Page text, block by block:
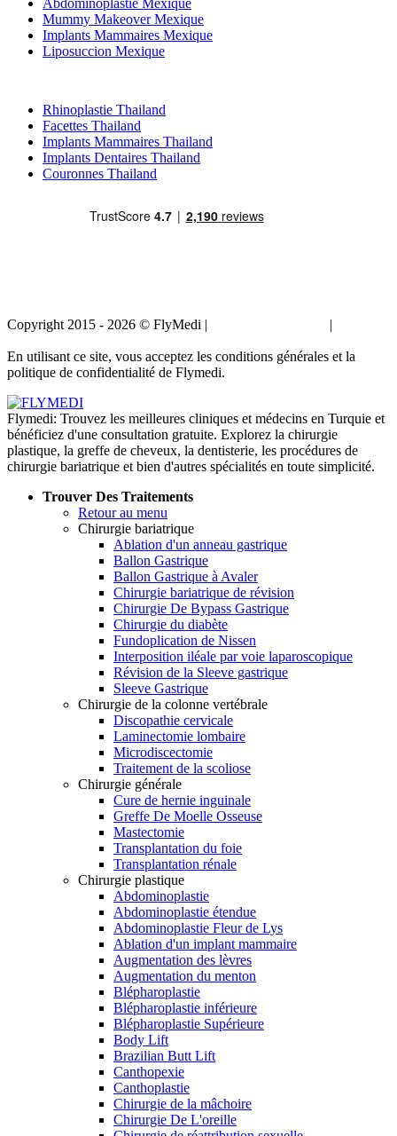
Mummy Makeover Mexique
Implants Mammaires Mexique
Liposuccion Mexique
Rhinoplastie Thailand
Facettes Thailand
Implants Mammaires Thailand
Implants Dentaires Thailand
Couronnes Thailand
Copyright 2015 - 2026 © FlyMedi | |
En utilisant ce site, vous acceptez les conditions générales et la
politique de confidentialité de Flymedi.
Flymedi: Trouvez les meilleures cliniques et médecins en Turquie et
bénéficiez d'une consultation gratuite. Explorez la chirurgie
plastique, la greffe de cheveux, la dentisterie, les procédures de
chirurgie bariatrique et bien d'autres spécialités en toute simplicité.
Trouver Des Traitements
Retour au menu
Chirurgie bariatrique
Ablation d'un anneau gastrique
Ballon Gastrique
Ballon Gastrique à Avaler
Chirurgie bariatrique de révision
Chirurgie De Bypass Gastrique
Chirurgie du diabète
Fundoplication de Nissen
Interposition iléale par voie laparoscopique
Révision de la Sleeve gastrique
Sleeve Gastrique
Chirurgie de la colonne vertébrale
Discopathie cervicale
Laminectomie lombaire
Microdiscectomie
Traitement de la scoliose
Chirurgie générale
Cure de hernie inguinale
Greffe De Moelle Osseuse
Mastectomie
Transplantation du foie
Transplantation rénale
Chirurgie plastique
Abdominoplastie
Abdominoplastie étendue
Abdominoplastie Fleur de Lys
Ablation d'un implant mammaire
Augmentation des lèvres
Augmentation du menton
Blépharoplastie
Blépharoplastie inférieure
Blépharoplastie Supérieure
Body Lift
Brazilian Butt Lift
Canthopexie
Canthoplastie
Chirurgie de la mâchoire
Chirurgie De L'oreille